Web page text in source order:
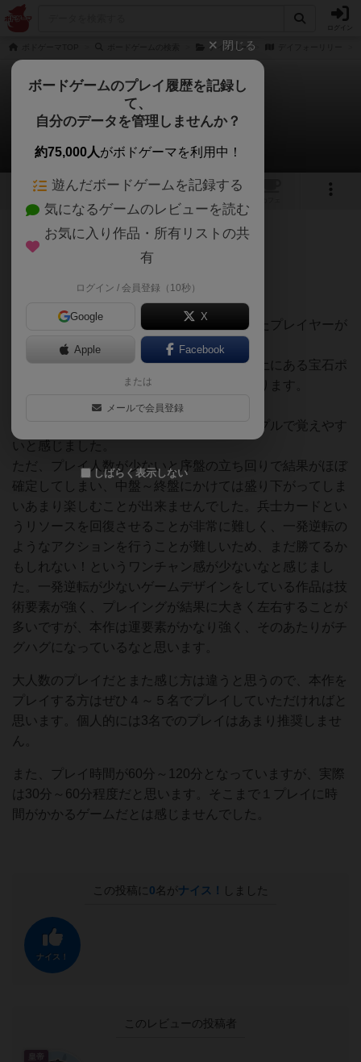
デイリリー
デイフォーリリー
さばかんさんのレビュー
2 2
204名 0名 0 約1年前
※3人でプレイした感想になります
兵士カードで戦力の比べ合いをし、勝利したプレイヤーが
領土を占領。
何度も領土の奪い合いを行い、占領した領土にある宝石ポ
イントが最も高い人が勝利するゲームになります。
プレイ時間が長い作品にしては内容はシンプルで覚えやす
いと感じました。
ただ、プレイ人数が少ないと序盤の立ち回りで結果がほぼ
確定してしまい、中盤～終盤にかけては盛り下がってしま
いあまり楽しむことが出来ませんでした。兵士カードとい
うリソースを回復させることが非常に難しく、一発逆転の
ようなアクションを行うことが難しいため、まだ勝てるか
もしれない！というワンチャン感が少ないなと感じまし
た。一発逆転が少ないゲームデザインをしている作品は技
術要素が強く、プレイングが結果に大きく左右することが
多いですが、本作は運要素がかなり強く、そのあたりがチ
グハグになっているなと思います。
大人数のプレイだとまた感じ方は違うと思うので、本作を
プレイする方はぜひ４～５名でプレイしていただければと
思います。個人的には3名でのプレイはあまり推奨しませ
ん。
また、プレイ時間が60分～120分となっていますが、実際
は30分～60分程度だと思います。そこまで１プレイに時
間がかかるゲームだとは感じませんでした。
この投稿に 0名がナイス！ しました
ナイス！
このレビューの投稿者
皇帝
閉じる
ボードゲームのプレイ履歴を記録し
て、
自分のデータを管理しませんか？
約75,000人がボドゲーマを利用中！
遊んだボードゲームを記録する
気になるゲームのレビューを読む
お気に入り作品・所有リストの共
有
ログイン / 会員登録（10秒）
Google X
Apple Facebook
または
メールで会員登録
しばらく表示しない